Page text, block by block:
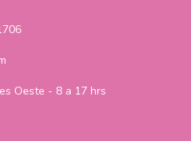
Oeste - 8 a 17 hrs